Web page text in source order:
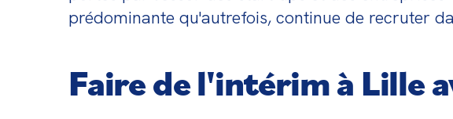
prédominante qu'autrefois, continue de recruter
Faire de l'intérim à Lille